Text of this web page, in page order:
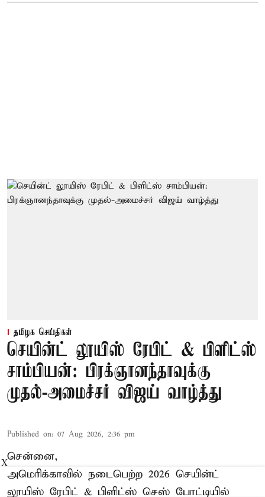
தமிழக செய்திகள்
செயின்ட் லூயிஸ் ரேபிட் & பிளிட்ஸ்
சாம்பியன்: பிரக்ஞானந்தாவுக்கு
முதல்-அமைச்சர் விஜய் வாழ்த்து
Published on: 07 Aug 2026, 2:36 pm
சென்னை,
அமெரிக்காவில் நடைபெற்ற 2026 செயின்ட்
லூயிஸ் ரேபிட் & பிளிட்ஸ் செஸ் போட்டியில்
X